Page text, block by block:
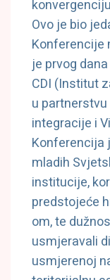
Ovo je bio
Konferencije
je prvog
CDI (Institut
u
integracije i
Konferencija
mladih
institucije,
predstojeće
om, te
usmjeravali
usmjerenoj